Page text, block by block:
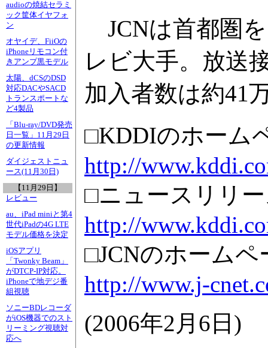
audioの焼結セラミ
ック筐体イヤフォ
ン
オヤイデ、FiiOの
iPhoneリモコン付
きアンプ黒モデル
太陽、dCSのDSD
対応DACやSACD
トランスポートな
ど4製品
「Blu-ray/DVD発売
日一覧」11月29日
の更新情報
ダイジェストニュ
ース(11月30日)
【11月29日】
レビュー
au、iPad miniと第4
世代iPadの4G LTE
モデル価格を決定
iOSアプリ
「Twonky Beam」
がDTCP-IP対応。
iPhoneで地デジ番
組視聴
ソニーBDレコーダ
がiOS機器でのスト
リーミング視聴対
応へ
JCNは首都圏
レビ大手。放送
加入者数は約41
□KDDIのホーム
http://
□ニュースリリ
http://
□JCNのホームペ
http://www.j-
(2006年2月6日 )